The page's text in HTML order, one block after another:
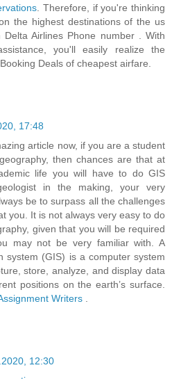
. Therefore, if you're thinking
the highest destinations of the us
Airlines Phone number . With
you'll easily realize the
Deals of cheapest airfare.
17:48
article now, if you are a student
then chances are that at
life you will have to do GIS
in the making, your very
be to surpass all the challenges
you. It is not always very easy to do
given that you will be required
may not be very familiar with. A
system (GIS) is a computer system
store, analyze, and display data
positions on the earth’s surface.
Writers
12:30